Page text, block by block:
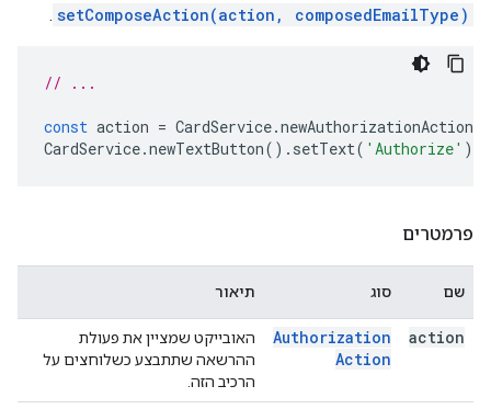
setComposeAction(action, composedEmailType)
.
// ...
const action = CardService.newAuthorizationAction
CardService.newTextButton(). setText( 'Authorize' ).
פרמטרים
שם סוג תיאור
action
Authorization
Action
האובייקט שמציין את פעולת
ההרשאה שתתבצע כשלוחצים על
הרכיב הזה.